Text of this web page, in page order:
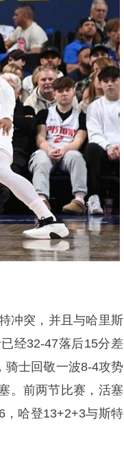
冲突，并且与哈里斯
经32-47落后15分差
骑士回敬一波8-4攻势
。前两节比赛，活塞
，哈登13+2+3与斯特